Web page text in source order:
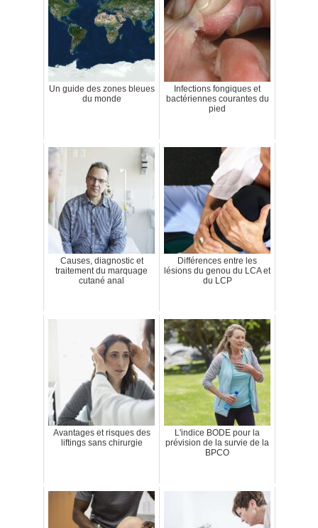
Un guide des zones bleues
du monde
Infections fongiques et
bactériennes courantes du
pied
Causes, diagnostic et
traitement du marquage
cutané anal
Différences entre les
lésions du genou du LCA et
du LCP
Avantages et risques des
liftings sans chirurgie
L'indice BODE pour la
prévision de la survie de la
BPCO